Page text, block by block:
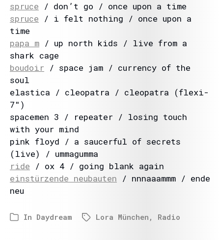
spruce / don’t go / once upon a time
spruce / i felt nothing / once upon a
time
papa m / up north kids / live from a
shark cage
boudoir / space jam / currency of the
soul
elastica / cleopatra / cleopatra (flexi-
7″)
spacemen 3 / repeater / losing touch
with your mind
pink floyd / a saucerful of secrets
(live) / ummagumma
ride / ox 4 / going blank again
einstürzende neubauten / nnnaaammm / ende
neu
In Daydream Lora München , Radio